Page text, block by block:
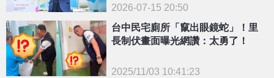
2026-07-15 20:50
台中民宅廁所「竄出眼鏡蛇」！里
長制伏畫面曝光網讚：太勇了！
2025/11/03 10:41:23